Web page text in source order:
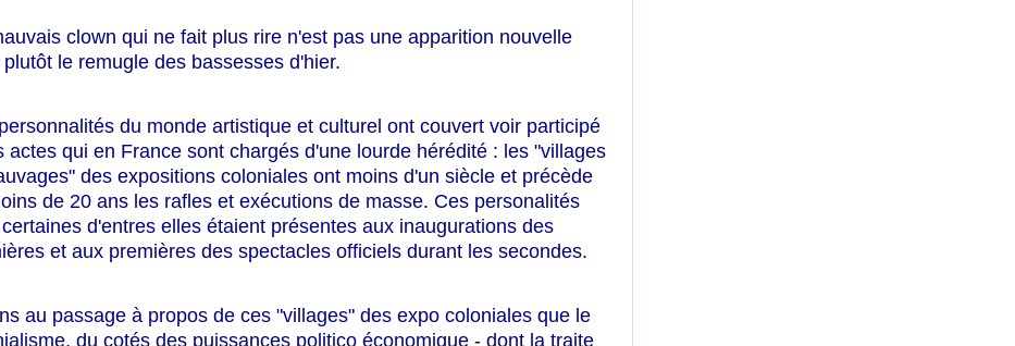
s clown qui ne fait plus rire n'est pas une apparition nouvelle
plutôt le remugle des bassesses d'hier.
du monde artistique et culturel ont couvert voir participé
actes qui en France sont chargés d'une lourde hérédité : les "villages
des expositions coloniales ont moins d'un siècle et précède
de 20 ans les rafles et exécutions de masse. Ces personalités
d'entres elles étaient présentes aux inaugurations des
et aux premières des spectacles officiels durant les secondes.
au passage à propos de ces "villages" des expo coloniales que le
du cotés des puissances politico économique - dont la traite